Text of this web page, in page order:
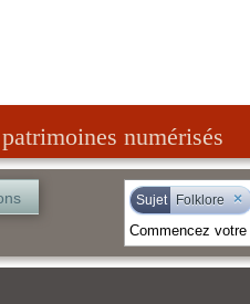
numérisés
Sujet Folklore ×